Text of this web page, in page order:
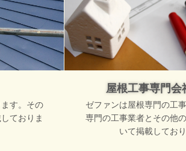
す。その
ておりま
屋根工事専門会
ゼファンは屋根専門の工
専門の工事業者とその他
いて掲載しており